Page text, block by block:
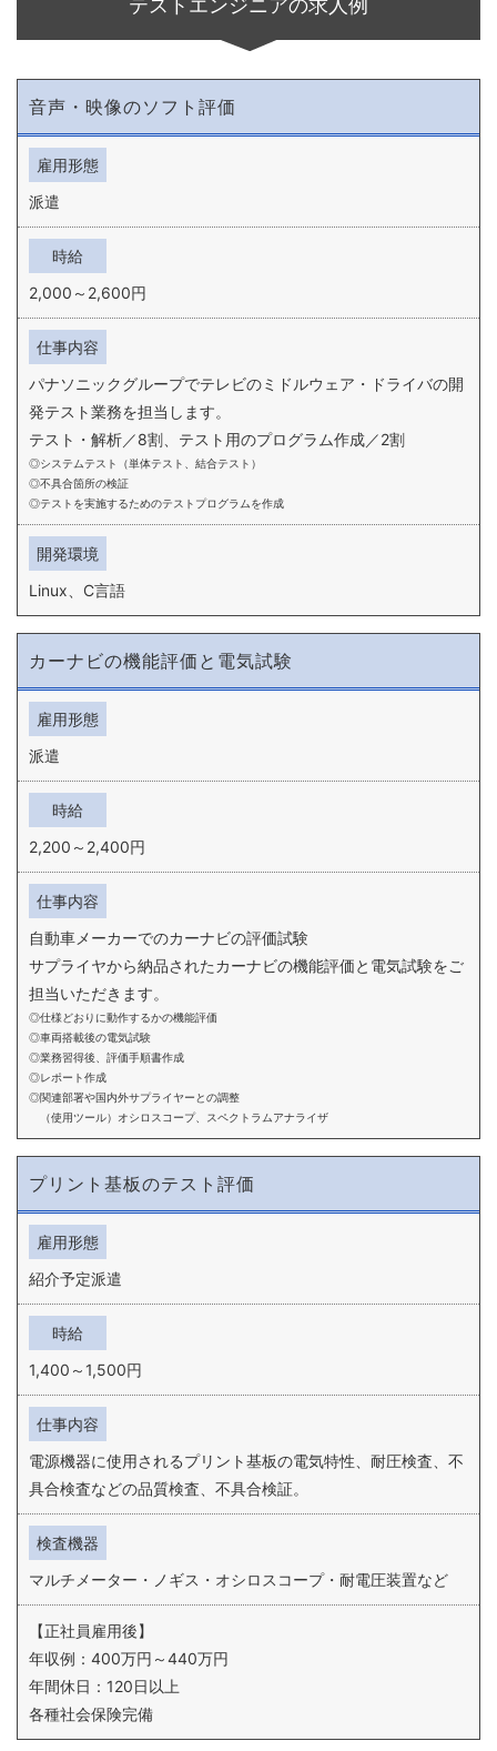
音声・映像のソフト評価
雇用形態
派遣
時給
2,000～2,600円
仕事内容
パナソニックグループでテレビのミドルウェア・ドライバの開
発テスト業務を担当します。
テスト・解析／8割、テスト用のプログラム作成／2割
システムテスト（単体テスト、結合テスト）
不具合箇所の検証
テストを実施するためのテストプログラムを作成
開発環境
Linux、C言語
カーナビの機能評価と電気試験
雇用形態
派遣
時給
2,200～2,400円
仕事内容
自動車メーカーでのカーナビの評価試験
サプライヤから納品されたカーナビの機能評価と電気試験をご
担当いただきます。
仕様どおりに動作するかの機能評価
車両搭載後の電気試験
業務習得後、評価手順書作成
レポート作成
関連部署や国内外サプライヤーとの調整
（使用ツール）オシロスコープ、スペクトラムアナライザ
プリント基板のテスト評価
雇用形態
紹介予定派遣
時給
1,400～1,500円
仕事内容
電源機器に使用されるプリント基板の電気特性、耐圧検査、不
具合検査などの品質検査、不具合検証。
検査機器
マルチメーター・ノギス・オシロスコープ・耐電圧装置など
【正社員雇用後】
年収例：400万円～440万円
年間休日：120日以上
各種社会保険完備